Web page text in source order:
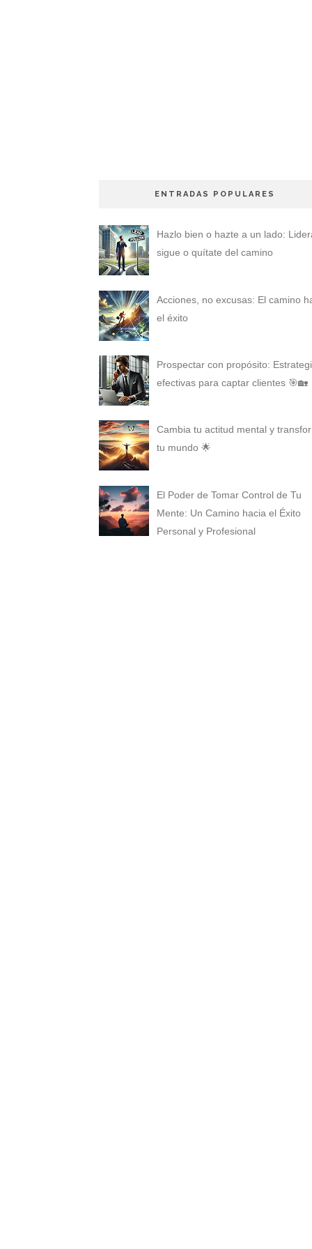
ENTRADAS POPULARES
Hazlo bien o hazte a un lado:
sigue o quítate del camino
Acciones, no excusas: El camino
el éxito
Prospectar con propósito:
efectivas para captar clientes 🎯🏡
Cambia tu actitud mental y
tu mundo 🌟
El Poder de Tomar Control de Tu
Mente: Un Camino hacia el Éxito
Personal y Profesional